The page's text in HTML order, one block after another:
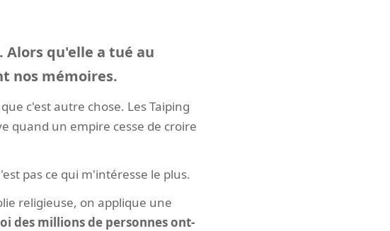
Alors qu'elle a tué au
nos mémoires.
c'est autre chose. Les Taiping
quand un empire cesse de croire
pas ce qui m'intéresse le plus.
religieuse, on applique une
des millions de personnes ont-